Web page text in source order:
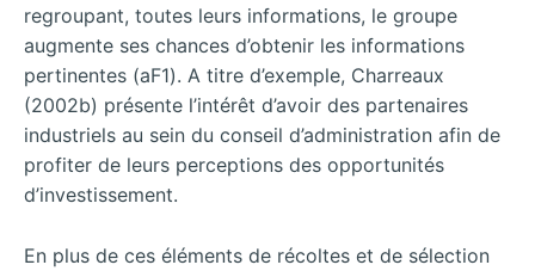
regroupant, toutes leurs informations, le groupe
augmente ses chances d’obtenir les informations
pertinentes (aF1). A titre d’exemple, Charreaux
(2002b) présente l’intérêt d’avoir des partenaires
industriels au sein du conseil d’administration afin de
profiter de leurs perceptions des opportunités
d’investissement.
En plus de ces éléments de récoltes et de sélection